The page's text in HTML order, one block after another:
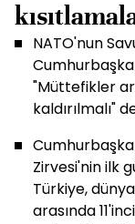
NATO'nun
"Müttefikler
kaldırılmalı"
Zirvesi'nin ilk
Türkiye,
arasında